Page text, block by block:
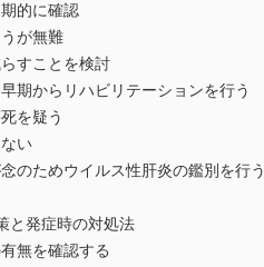
的に確認
が無難
すことを検討
期からリハビリテーションを行う
を疑う
い
のためウイルス性肝炎の鑑別を行う
と発症時の対処法
無を確認する